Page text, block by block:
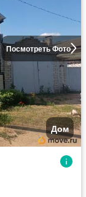
Посмотреть Фото
Дом